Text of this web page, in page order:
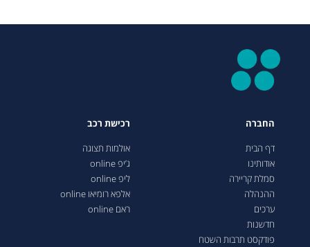
החברה
דף הבית
אודותינו
סמלת קריירה
ההנהלה
ערכים
חדשנות
פודקסט תרבות השטח
רכישת רכב
אולמות תצוגה
ג’יפ online
ליפ online
אלפא רומיאו online
ראם online